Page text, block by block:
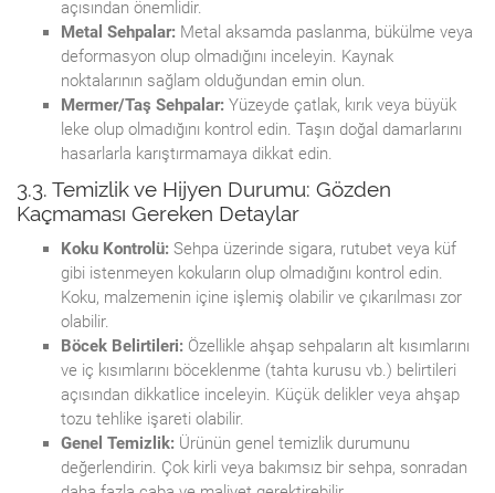
açısından önemlidir.
Metal Sehpalar: Metal aksamda paslanma, bükülme veya
deformasyon olup olmadığını inceleyin. Kaynak
noktalarının sağlam olduğundan emin olun.
Mermer/Taş Sehpalar: Yüzeyde çatlak, kırık veya büyük
leke olup olmadığını kontrol edin. Taşın doğal damarlarını
hasarlarla karıştırmamaya dikkat edin.
3.3. Temizlik ve Hijyen Durumu: Gözden
Kaçmaması Gereken Detaylar
Koku Kontrolü: Sehpa üzerinde sigara, rutubet veya küf
gibi istenmeyen kokuların olup olmadığını kontrol edin.
Koku, malzemenin içine işlemiş olabilir ve çıkarılması zor
olabilir.
Böcek Belirtileri: Özellikle ahşap sehpaların alt kısımlarını
ve iç kısımlarını böceklenme (tahta kurusu vb.) belirtileri
açısından dikkatlice inceleyin. Küçük delikler veya ahşap
tozu tehlike işareti olabilir.
Genel Temizlik: Ürünün genel temizlik durumunu
değerlendirin. Çok kirli veya bakımsız bir sehpa, sonradan